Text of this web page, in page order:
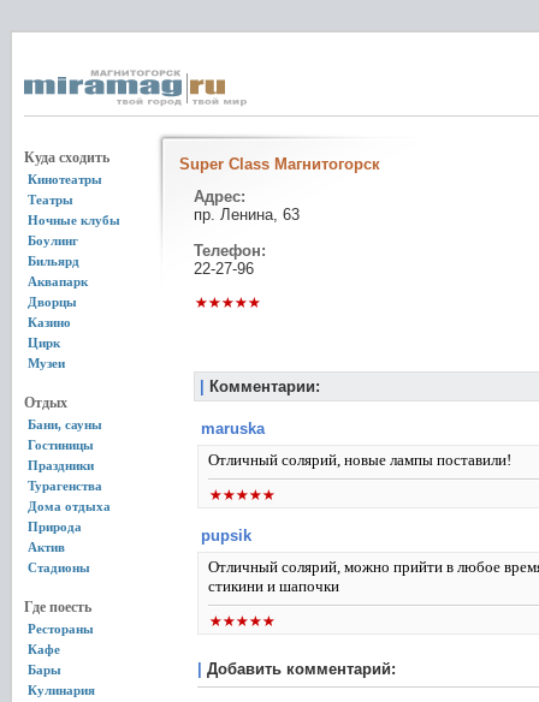
Куда сходить
Кинотеатры
Театры
Ночные клубы
Боулинг
Бильярд
Аквапарк
Дворцы
Казино
Цирк
Музеи
Отдых
Бани, сауны
Гостиницы
Праздники
Турагенства
Дома отдыха
Природа
Актив
Стадионы
Где поесть
Рестораны
Кафе
Бары
Кулинария
Super Class Магнитогорск
Адрес:
пр. Ленина, 63
Телефон:
22-27-96
Комментарии:
maruska
Отличный солярий, новые лампы поставили!
pupsik
Отличный солярий, можно прийти в любое
стикини и шапочки
Добавить комментарий: